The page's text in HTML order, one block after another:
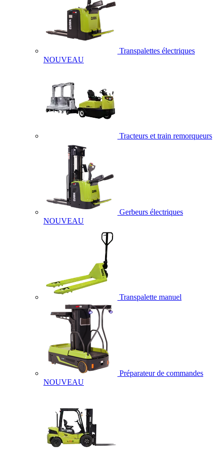
Transpalettes électriques
NOUVEAU
Tracteurs et train remorqueurs
Gerbeurs électriques
NOUVEAU
Transpalette manuel
Préparateur de commandes
NOUVEAU